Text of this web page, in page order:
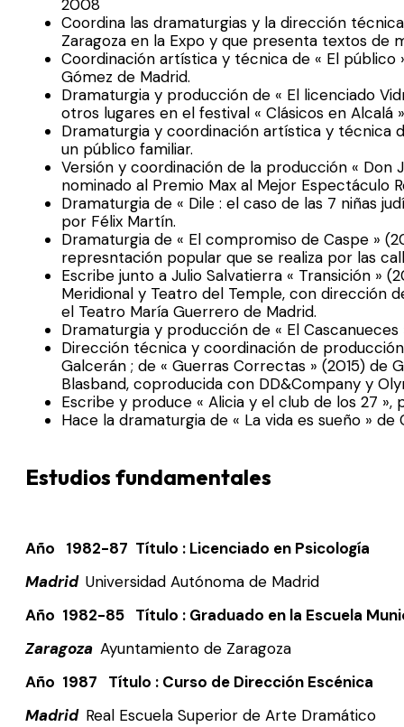
2008
Coordina las dramaturgias y la dirección
Zaragoza en la Expo y que presenta textos de
Coordinación artística y técnica de « El
Gómez de Madrid.
Dramaturgia y producción de « El licenciado
otros lugares en el festival « Clásicos en Alcalá
Dramaturgia y coordinación artística y técnica
un público familiar.
Versión y coordinación de la producción « Don
nominado al Premio Max al Mejor Espectáculo
Dramaturgia de « Dile : el caso de las 7 niñas
por Félix Martín.
Dramaturgia de « El compromiso de Caspe »
represntación popular que se realiza por las
Escribe junto a Julio Salvatierra « Transición »
Meridional y Teatro del Temple, con dirección
el Teatro María Guerrero de Madrid.
Dramaturgia y producción de « El
Dirección técnica y coordinación de
Galcerán ; de « Guerras Correctas » (2015) de
Blasband, coproducida con DD&Company y
Escribe y produce « Alicia y el club de los 27 »,
Hace la dramaturgia de « La vida es sueño »
Estudios fundamentales
Año 1982-87 Título : Licenciado en Psicología
Madrid Universidad Autónoma de Madrid
Año 1982-85 Título : Graduado en la Escuela
Zaragoza Ayuntamiento de Zaragoza
Año 1987 Título : Curso de Dirección Escénica
Madrid Real Escuela Superior de Arte Dramático